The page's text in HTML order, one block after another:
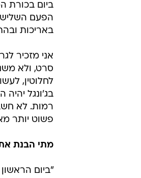
ביום בכורת
הפעם
באריכות
אני מזכיר
סרט, ולא
לחלוטין,
בג'ונגל
רמות. לא
פשוט יותר
מתי הבנת